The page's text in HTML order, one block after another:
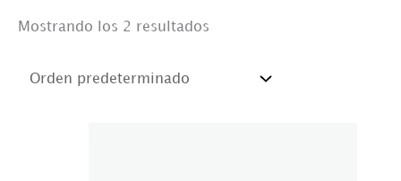
Mostrando los 2 resultados